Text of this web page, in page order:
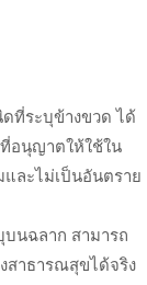
ที่ระบุข้างขวด ได้
อนุญาตให้ใช้ใน
ละไม่เป็นอันตราย
บนฉลาก สามารถ
สาธารณสุขได้จริง